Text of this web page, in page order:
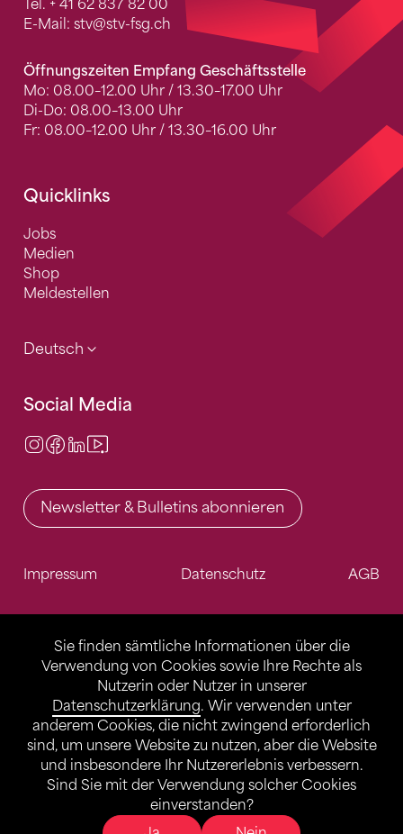
Sie finden sämtliche Informationen über die
Verwendung von Cookies sowie Ihre Rechte als
Nutzerin oder Nutzer in unserer
Datenschutzerklärung. Wir verwenden unter
anderem Cookies, die nicht zwingend erforderlich
sind, um unsere Website zu nutzen, aber die Website
und insbesondere Ihr Nutzererlebnis verbessern.
Sind Sie mit der Verwendung solcher Cookies
einverstanden?
Tel. + 41 62 837 82 00
E-Mail: stv@stv-fsg.ch
Öffnungszeiten Empfang Geschäftsstelle
Mo: 08.00–12.00 Uhr / 13.30–17.00 Uhr
Di-Do: 08.00–13.00 Uhr
Fr: 08.00–12.00 Uhr / 13.30–16.00 Uhr
Quicklinks
Jobs
Medien
Shop
Meldestellen
Deutsch
Social Media
Instagram
Facebook
LinkedIn
Newsletter & Bulletins abonnieren
Impressum Datenschutz AGB